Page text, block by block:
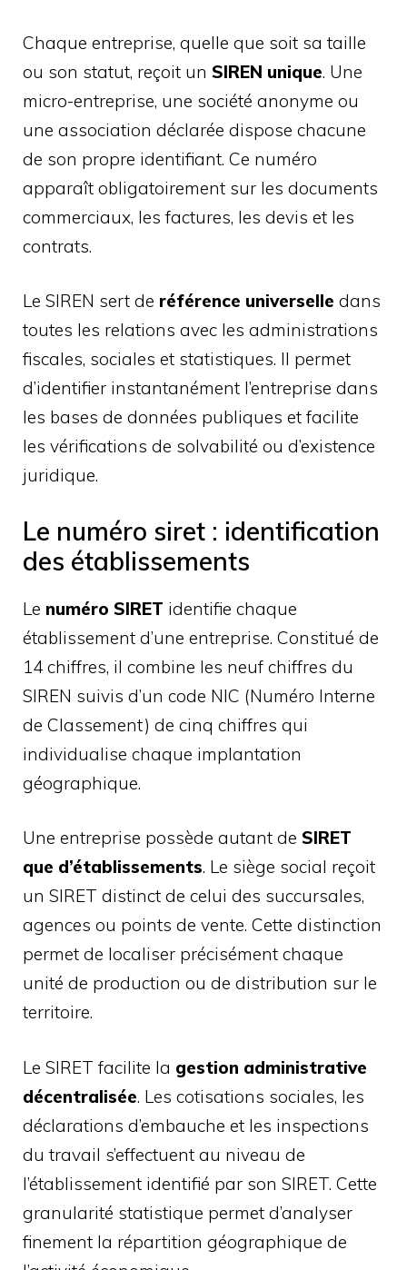
Chaque entreprise, quelle que soit sa taille
ou son statut, reçoit un SIREN unique. Une
micro-entreprise, une société anonyme ou
une association déclarée dispose chacune
de son propre identifiant. Ce numéro
apparaît obligatoirement sur les documents
commerciaux, les factures, les devis et les
contrats.
Le SIREN sert de référence universelle dans
toutes les relations avec les administrations
fiscales, sociales et statistiques. Il permet
d’identifier instantanément l’entreprise dans
les bases de données publiques et facilite
les vérifications de solvabilité ou d’existence
juridique.
Le numéro siret : identification
des établissements
Le numéro SIRET identifie chaque
établissement d’une entreprise. Constitué de
14 chiffres, il combine les neuf chiffres du
SIREN suivis d’un code NIC (Numéro Interne
de Classement) de cinq chiffres qui
individualise chaque implantation
géographique.
Une entreprise possède autant de SIRET
que d’établissements. Le siège social reçoit
un SIRET distinct de celui des succursales,
agences ou points de vente. Cette distinction
permet de localiser précisément chaque
unité de production ou de distribution sur le
territoire.
Le SIRET facilite la gestion administrative
décentralisée. Les cotisations sociales, les
déclarations d’embauche et les inspections
du travail s’effectuent au niveau de
l’établissement identifié par son SIRET. Cette
granularité statistique permet d’analyser
finement la répartition géographique de